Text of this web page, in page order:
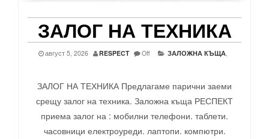
ЗАЛОГ НА ТЕХНИКА
август 5, 2026 RESPECT Off ЗАЛОЖНА КЪЩА,
ЗАЛОГ НА ТЕХНИКА Предлагаме парични заеми
срещу залог на техника. Заложна къща РЕСПЕКТ
приема залог на : мобилни телефони. таблети.
часовници електроуреди. лаптопи. компютри.